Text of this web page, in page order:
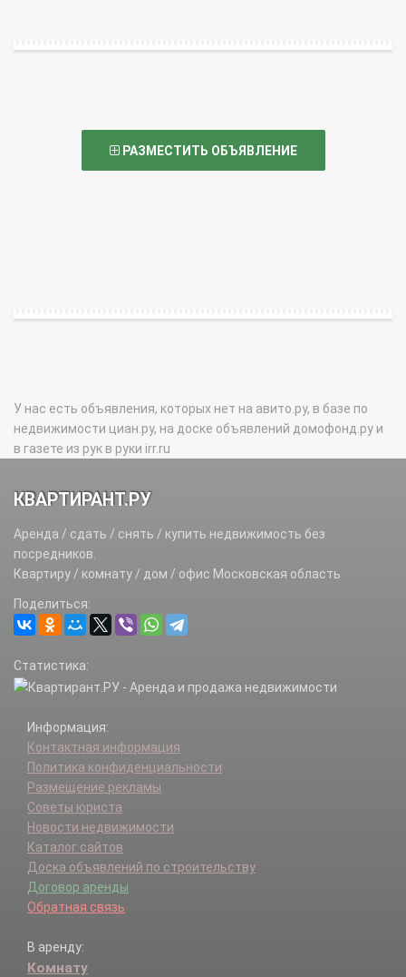
РАЗМЕСТИТЬ ОБЪЯВЛЕНИЕ
У нас есть объявления, которых нет на авито.ру, в базе по
недвижимости циан.ру, на доске объявлений домофонд.ру и
в газете из рук в руки irr.ru
КВАРТИРАНТ.РУ
Аренда / сдать / снять / купить недвижимость без
посредников.
Квартиру / комнату / дом / офис Московская область
Поделиться:
Статистика:
Информация:
Контактная информация
Политика конфиденциальности
Размещение рекламы
Советы юриста
Новости недвижимости
Каталог сайтов
Доска объявлений по строительству
Договор аренды
Обратная связь
В аренду:
Комнату